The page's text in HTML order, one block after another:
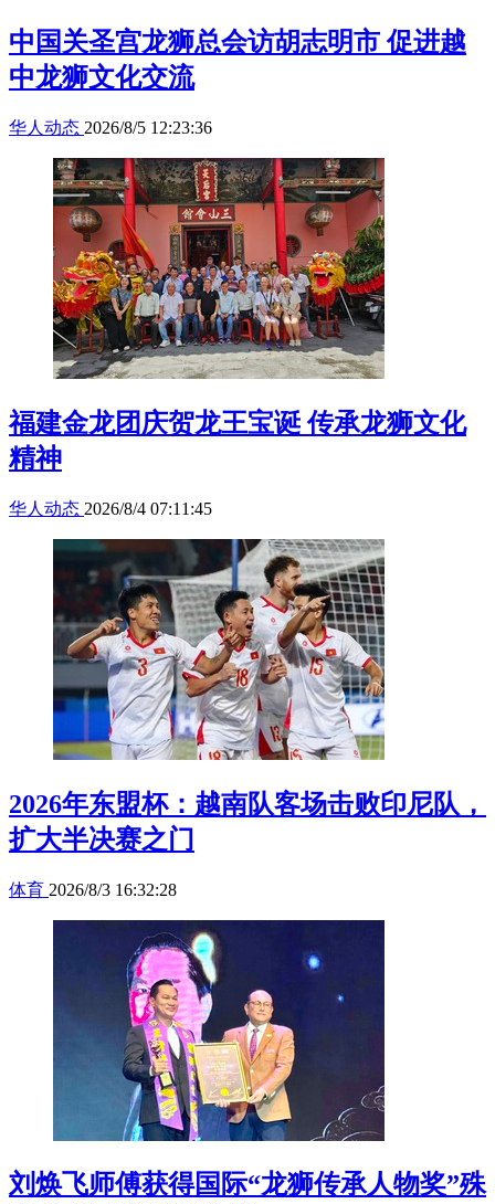
中国关圣宫龙狮总会访胡志明市 促进越
中龙狮文化交流
华人动态 2026/8/5 12:23:36
福建金龙团庆贺龙王宝诞 传承龙狮文化
精神
华人动态 2026/8/4 07:11:45
2026年东盟杯：越南队客场击败印尼队，
扩大半决赛之门
体育 2026/8/3 16:32:28
刘焕飞师傅获得国际“龙狮传承人物奖”殊